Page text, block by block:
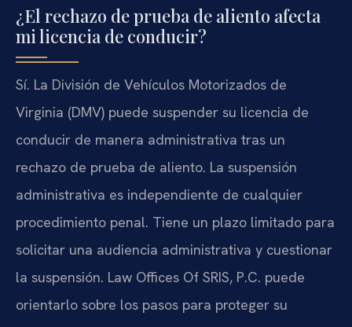
¿El rechazo de prueba de aliento afecta
mi licencia de conducir?
Sí. La División de Vehículos Motorizados de
Virginia (DMV) puede suspender su licencia de
conducir de manera administrativa tras un
rechazo de prueba de aliento. La suspensión
administrativa es independiente de cualquier
procedimiento penal. Tiene un plazo limitado para
solicitar una audiencia administrativa y cuestionar
la suspensión. Law Offices Of SRIS, P.C. puede
orientarlo sobre los pasos para proteger su